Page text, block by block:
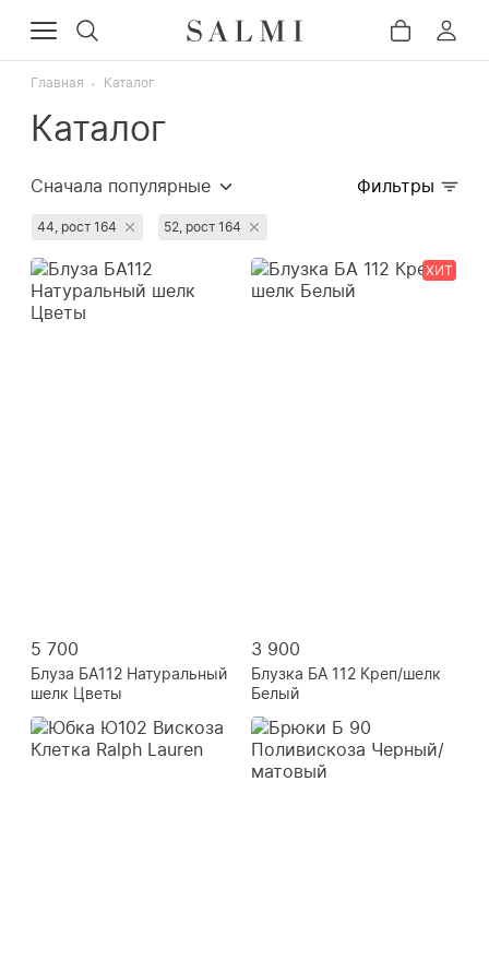
Главная Каталог
Каталог
Сначала популярные
Сначала дорогие
Недавно добавленные
Сначала со скидкой
Фильтры
44, рост 164 52, рост 164
5 700
Блуза БА112 Натуральный
шелк Цветы
3 900
Блузка БА 112 Креп/шелк
Белый
ХИТ